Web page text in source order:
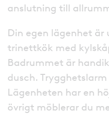
anslutning till
Din egen lägenhet är
trinettkök med
Badrummet är
dusch.
Lägenheten har en
övrigt möblerar du